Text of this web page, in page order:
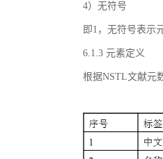
4）无符号
即1，无符号表示
6.1.3 元素定义
根据NSTL文献元